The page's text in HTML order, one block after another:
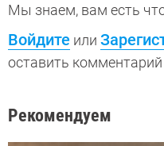
Мы знаем, вам есть
Войдите или
оставить комментарий
Рекомендуем